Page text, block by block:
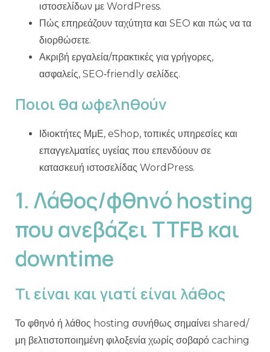
ιστοσελίδων με WordPress.
Πώς επηρεάζουν ταχύτητα και SEO και πώς να τα
διορθώσετε.
Ακριβή εργαλεία/πρακτικές για γρήγορες,
ασφαλείς, SEO‑friendly σελίδες.
Ποιοι θα ωφεληθούν
Ιδιοκτήτες ΜμΕ, eShop, τοπικές υπηρεσίες και
επαγγελματίες υγείας που επενδύουν σε
κατασκευή ιστοσελίδας WordPress.
1. Λάθος/φθηνό hosting
που ανεβάζει TTFB και
downtime
Τι είναι και γιατί είναι λάθος
Το φθηνό ή λάθος hosting συνήθως σημαίνει shared/
μη βελτιστοποιημένη φιλοξενία χωρίς σοβαρό caching